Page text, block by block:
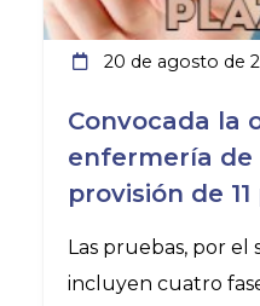
20 de agosto de
Convocada la
enfermería de
provisión de 11
Las pruebas, por el
incluyen cuatro